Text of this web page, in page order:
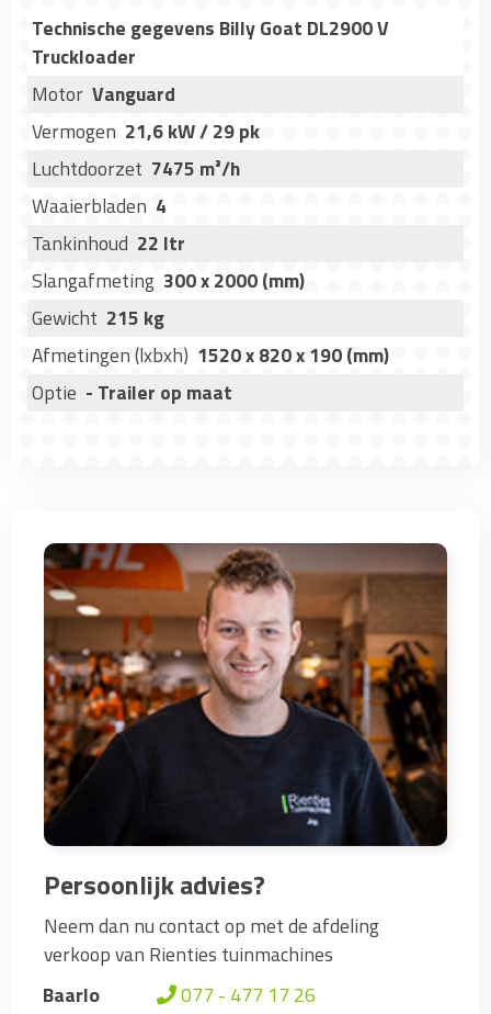
Technische gegevens Billy Goat DL2900 V
Truckloader
Motor Vanguard
Vermogen 21,6 kW / 29 pk
Luchtdoorzet 7475 m³/h
Waaierbladen 4
Tankinhoud 22 ltr
Slangafmeting 300 x 2000 (mm)
Gewicht 215 kg
Afmetingen (lxbxh) 1520 x 820 x 190 (mm)
Optie - Trailer op maat
Persoonlijk advies?
Neem dan nu contact op met de afdeling
verkoop van Rienties tuinmachines
Baarlo
077 - 477 17 26